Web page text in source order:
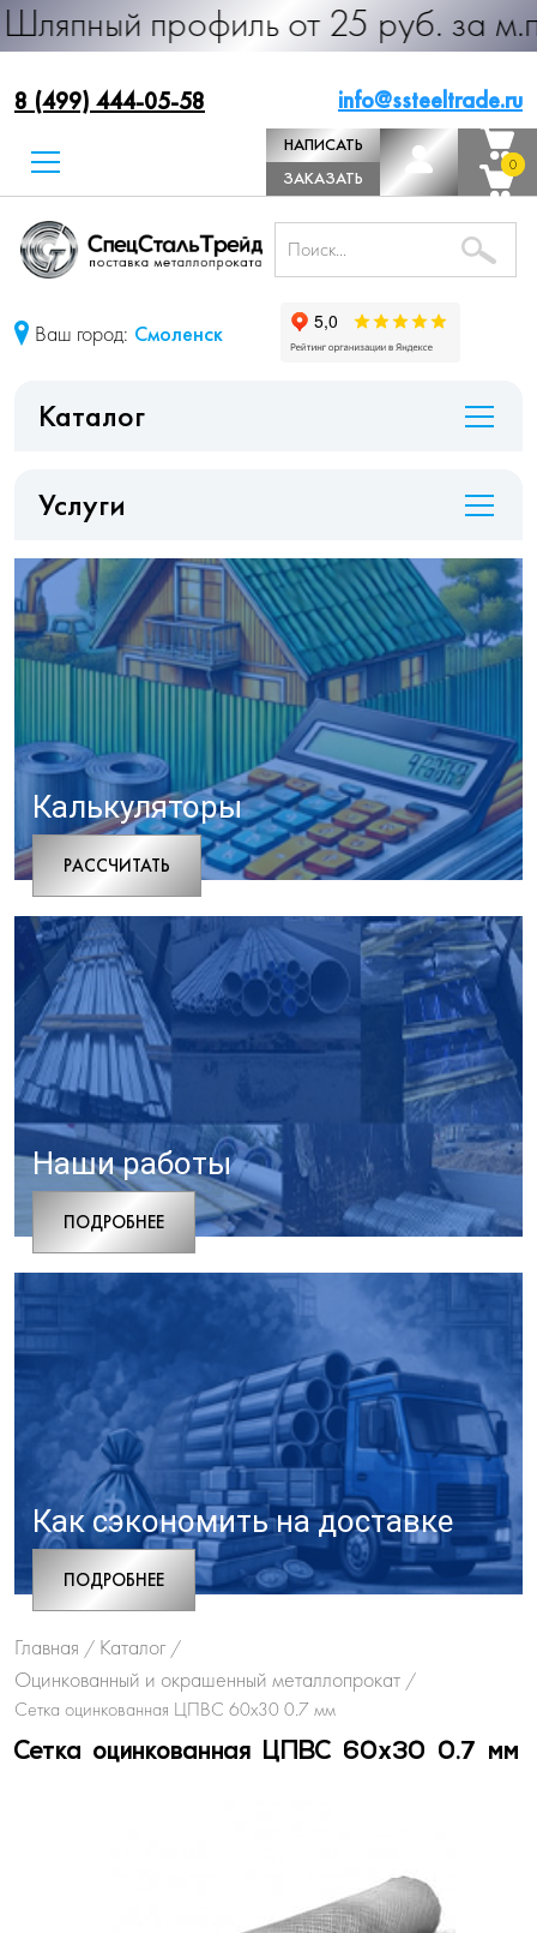
профиль от 25 руб. за м.п.
8 (499) 444-05-58 info@ssteeltrade.ru
НАПИСАТЬ
ДИРЕКТОРУ
ЗАКАЗАТЬ
ЗВОНОК
0
0
Ваш город: Смоленск
Каталог
Услуги
Калькуляторы
РАCСЧИТАТЬ
Наши работы
ПОДРОБНЕЕ
Как сэкономить на доставке
ПОДРОБНЕЕ
Главная / Каталог /
Оцинкованный и окрашенный металлопрокат /
Сетка оцинкованная ЦПВС 60х30 0.7 мм
Сетка оцинкованная ЦПВС 60х30 0.7 мм